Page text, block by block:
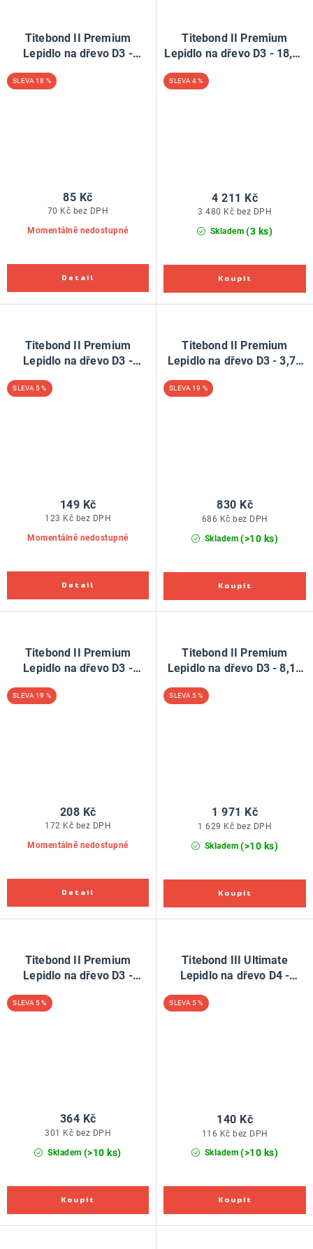
Titebond II Premium
Lepidlo na dřevo D3 -
18 %
Momentálně nedostupné
70 Kč bez DPH
85 Kč
Titebond II Premium
Lepidlo na dřevo D3 - 18,92
4 %
Skladem (3 ks)
3 480 Kč bez DPH
4 211 Kč
Titebond II Premium
Lepidlo na dřevo D3 -
5 %
Momentálně nedostupné
123 Kč bez DPH
149 Kč
Titebond II Premium
Lepidlo na dřevo D3 - 3,78
19 %
Skladem (>10 ks)
686 Kč bez DPH
830 Kč
Titebond II Premium
Lepidlo na dřevo D3 -
19 %
Momentálně nedostupné
172 Kč bez DPH
208 Kč
Titebond II Premium
Lepidlo na dřevo D3 - 8,12
5 %
Skladem (>10 ks)
1 629 Kč bez DPH
1 971 Kč
Titebond II Premium
Lepidlo na dřevo D3 -
5 %
Skladem (>10 ks)
301 Kč bez DPH
364 Kč
Titebond III Ultimate
Lepidlo na dřevo D4 -
5 %
Skladem (>10 ks)
116 Kč bez DPH
140 Kč